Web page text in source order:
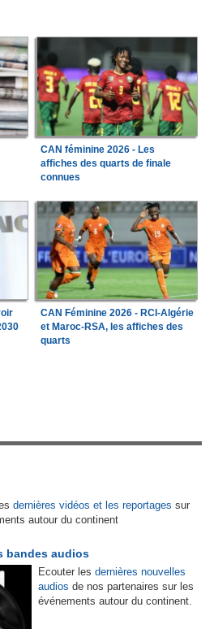
CAN féminine 2026 - Les
affiches des quarts de finale
connues
CAN Féminine 2026 - RCI-Algérie
et Maroc-RSA, les affiches des
quarts
dernières vidéos et les reportages sur
autour du continent
bandes audios
Ecouter les dernières nouvelles
audios de nos partenaires sur les
événements autour du continent.